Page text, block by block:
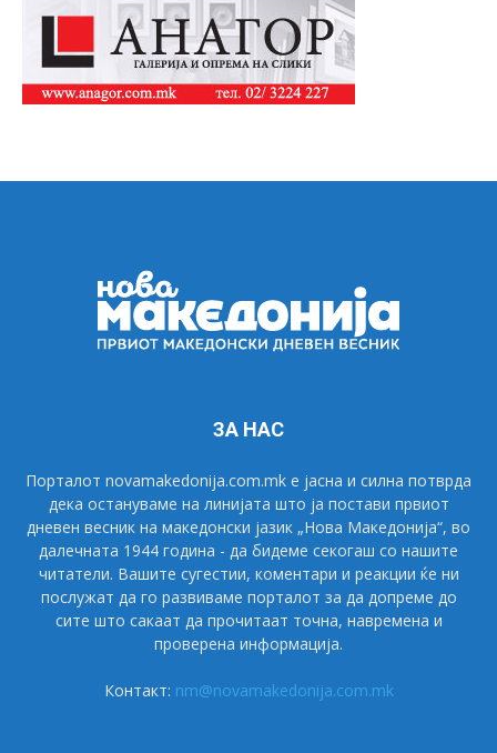
ЗА НАС
Порталот novamakedonija.com.mk е јасна и силна потврда
дека остануваме на линијата што ја постави првиот
дневен весник на македонски јазик „Нова Македонија“, во
далечната 1944 година - да бидеме секогаш со нашите
читатели. Вашите сугестии, коментари и реакции ќе ни
послужат да го развиваме порталот за да допреме до
сите што сакаат да прочитаат точна, навремена и
проверена информација.
Контакт: nm@novamakedonija.com.mk